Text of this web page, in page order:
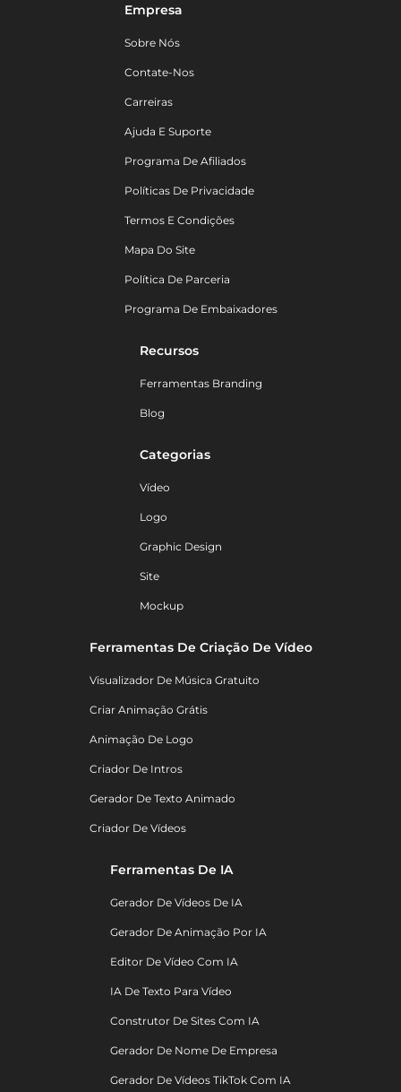
Empresa
Sobre Nós
Contate-Nos
Carreiras
Ajuda E Suporte
Programa De Afiliados
Políticas De Privacidade
Termos E Condições
Mapa Do Site
Política De Parceria
Programa De Embaixadores
Recursos
Ferramentas Branding
Blog
Categorias
Vídeo
Logo
Graphic Design
Site
Mockup
Ferramentas De Criação De Vídeo
Visualizador De Música Gratuito
Criar Animação Grátis
Animação De Logo
Criador De Intros
Gerador De Texto Animado
Criador De Vídeos
Ferramentas De IA
Gerador De Vídeos De IA
Gerador De Animação Por IA
Editor De Vídeo Com IA
IA De Texto Para Vídeo
Construtor De Sites Com IA
Gerador De Nome De Empresa
Gerador De Vídeos TikTok Com IA